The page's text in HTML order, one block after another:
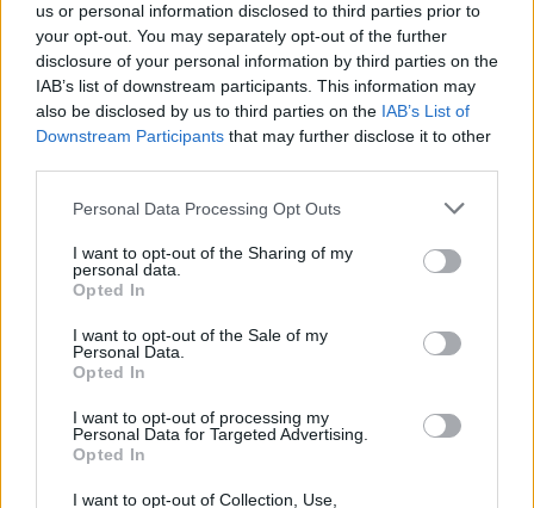
us or personal information disclosed to third parties prior to
your opt-out. You may separately opt-out of the further
disclosure of your personal information by third parties on the
IAB’s list of downstream participants. This information may
also be disclosed by us to third parties on the IAB’s List of
Downstream Participants that may further disclose it to other
Please note that this website/app uses one or more Google
not limited to your visit or usage behaviour. You may click to
grant or deny consent to Google and its third-party tags to
use your data for below specified purposes in below Google
consent section.
Personal Data Processing Opt Outs
I want to opt-out of the Sharing of my
personal data.
Opted In
I want to opt-out of the Sale of my
Personal Data.
Opted In
I want to opt-out of processing my
Personal Data for Targeted Advertising.
Opted In
I want to opt-out of Collection, Use,
További bejegyzések